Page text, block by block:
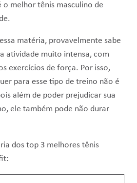
o melhor tênis masculino de
matéria, provavelmente sabe
atividade muito intensa, com
exercícios de força. Por isso,
para esse tipo de treino não é
além de poder prejudicar sua
ele também pode não durar
dos top 3 melhores tênis